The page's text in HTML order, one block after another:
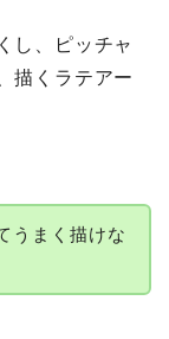
し、ピッチャ
描くラテアー
うまく描けな